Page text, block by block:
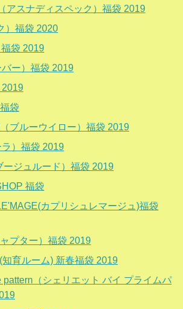
アスナディスペック）福袋 2019
）福袋 2020
袋 2019
ー）福袋 2019
2019
袋
ブルーウイロー）福袋 2019
）福袋 2019
ージュルード）福袋 2019
福袋
カプリシュレマージュ)福袋
プター）福袋 2019
育ルーム) 新春福袋 2019
pattern（シェリエット バイ プライムパ